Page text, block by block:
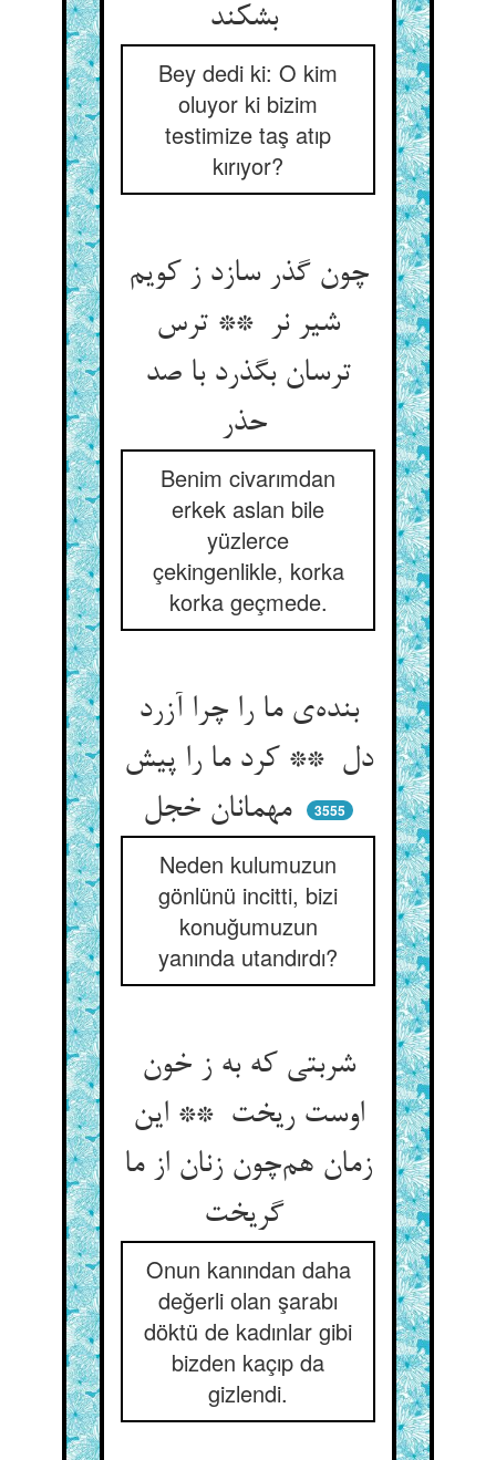
بشکند
Bey dedi ki: O kim
oluyor ki bizim
testimize taş atıp
kırıyor?
چون گذر سازد ز کویم
شیر نر ** ترس
ترسان بگذرد با صد
حذر
Benim civarımdan
erkek aslan bile
yüzlerce
çekingenlikle, korka
korka geçmede.
بنده‌ی ما را چرا آزرد
دل ** کرد ما را پیش
مهمانان خجل
3555
Neden kulumuzun
gönlünü incitti, bizi
konuğumuzun
yanında utandırdı?
شربتی که به ز خون
اوست ریخت ** این
زمان هم‌چون زنان از ما
گریخت
Onun kanından daha
değerli olan şarabı
döktü de kadınlar gibi
bizden kaçıp da
gizlendi.